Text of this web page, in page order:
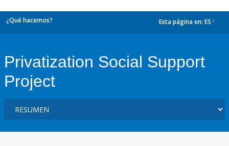
¿Qué hacemos? Esta página en: ES
Privatization Social Support
Project